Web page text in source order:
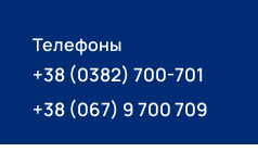
Телефоны
+38 (0382) 700-701
+38 (067) 9 700 709